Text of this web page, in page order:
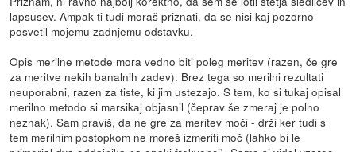
lapsusev. Ampak ti tudi moraš priznati, da se nisi kaj pozorno
posvetil mojemu zadnjemu odstavku.
Opis merilne metode mora vedno biti poleg meritev (razen, če gre
za meritve nekih banalnih zadev). Brez tega so merilni rezultati
neuporabni, razen za tiste, ki jim ustezajo. S tem, ko si tukaj opisal
merilno metodo si marsikaj objasnil (čeprav še zmeraj je polno
neznak). Sam praviš, da ne gre za meritev moči - drži ker tudi s
tem merilnim postopkom ne moreš izmeriti moč (lahko bi le